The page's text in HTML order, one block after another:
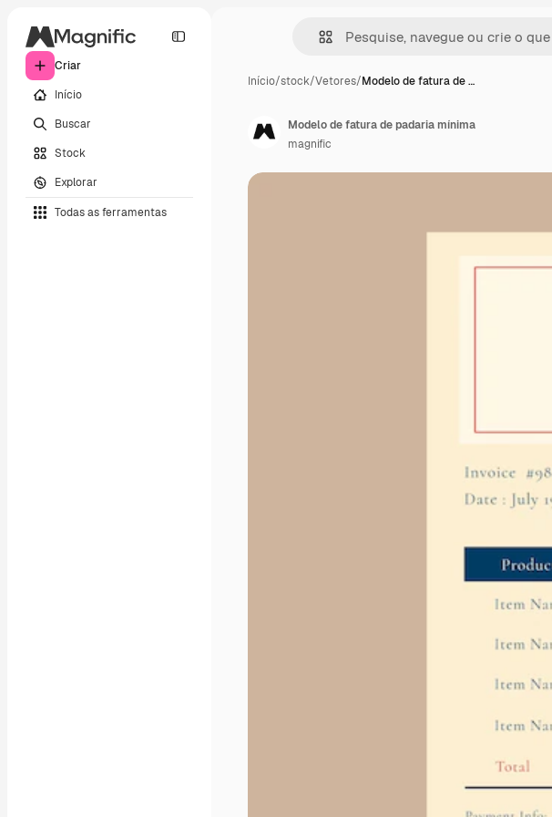
Criar
Início
Buscar
Stock
Explorar
Todas as ferramentas
Início/stock/Vetores/Modelo de fatura de …
Modelo de fatura de padaria mínima
magnific